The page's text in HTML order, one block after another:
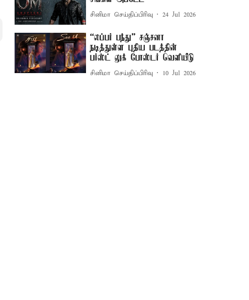
சினிமா செய்திப்பிரிவு 24 Jul 2026
“லப்பர் பந்து” சஞ்சனா
நடித்துள்ள புதிய படத்தின்
பர்ஸ்ட் லுக் போஸ்டர் வெளியீடு
சினிமா செய்திப்பிரிவு 10 Jul 2026